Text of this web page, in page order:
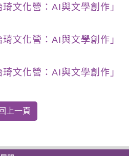
琦文化營：AI與文學創作」
琦文化營：AI與文學創作」
琦文化營：AI與文學創作」